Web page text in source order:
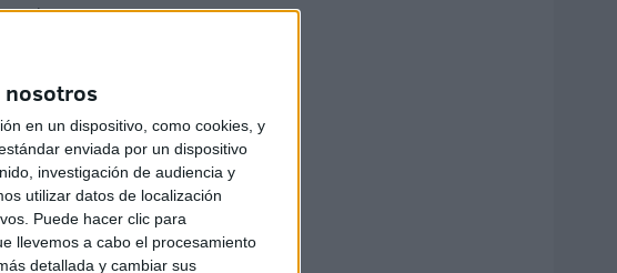
nosotros
en un dispositivo, como cookies, y
enviada por un dispositivo
investigación de audiencia y
utilizar datos de localización
Puede hacer clic para
llevemos a cabo el procesamiento
detallada y cambiar sus
de
que
Lo